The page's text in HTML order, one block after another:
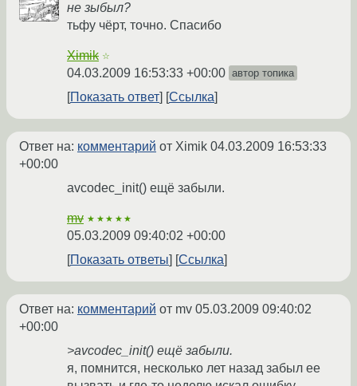
не зыбыл?
тьфу чёрт, точно. Спасибо
Ximik ☆
04.03.2009 16:53:33 +00:00 автор топика
Показать ответ Ссылка
Ответ на: комментарий от Ximik 04.03.2009 16:53:33
+00:00
avcodec_init() ещё забыли.
mv ★★★★★
05.03.2009 09:40:02 +00:00
Показать ответы
Ссылка
Ответ на: комментарий от mv 05.03.2009 09:40:02
+00:00
>avcodec_init() ещё забыли.
я, помнится, несколько лет назад забыл ее